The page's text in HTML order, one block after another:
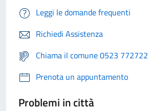
Leggi le domande frequenti
Richiedi Assistenza
Chiama il comune 0523 772722
Prenota un appuntamento
Problemi in città